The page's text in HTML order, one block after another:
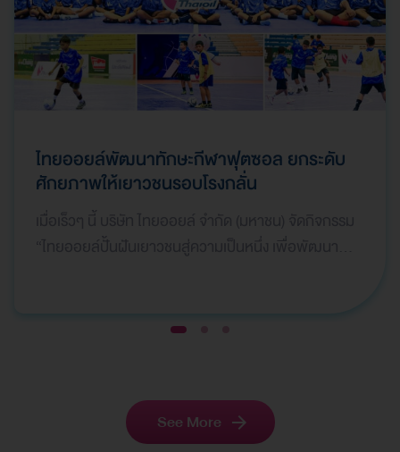
ไทยออยล์พัฒนาทักษะกีฬาฟุตซอล ยกระดับ
ศักยภาพให้เยาวชนรอบโรงกลั่น
ถ่ายทอดความรู้ และประสบการณ์ ณ สนาม บลูเวฟ อารี
รวมถึงการปลูกฝังวินัย การทำงานเป็นทีม และมีน้ำใจ
นักกีฬา นอกจากนี้ยังเป็นการสร้างแรงบันดาลใจให้
See More